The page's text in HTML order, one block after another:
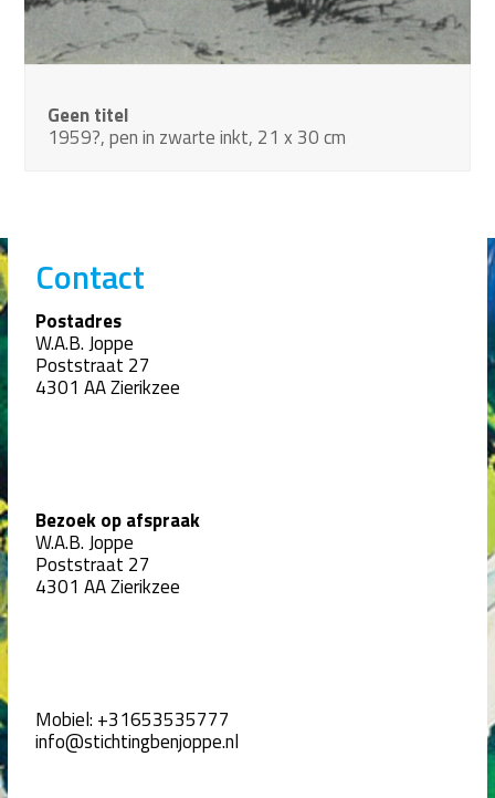
Geen titel
1959?, pen in zwarte inkt, 21 x 30 cm
Contact
Postadres
W.A.B. Joppe
Poststraat 27
4301 AA Zierikzee
Bezoek op afspraak
W.A.B. Joppe
Poststraat 27
4301 AA Zierikzee
Mobiel: +31653535777
info@stichtingbenjoppe.nl